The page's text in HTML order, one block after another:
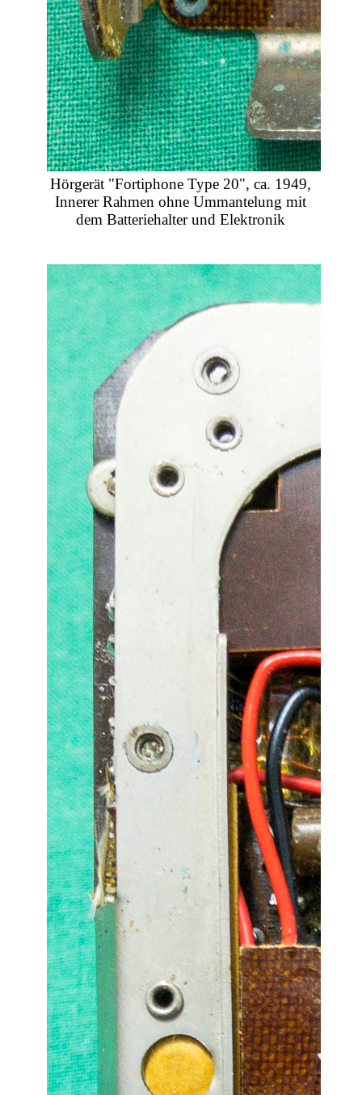
Hörgerät "Fortiphone Type 20", ca. 1949,
Innerer Rahmen ohne Ummantelung mit
dem Batteriehalter und Elektronik